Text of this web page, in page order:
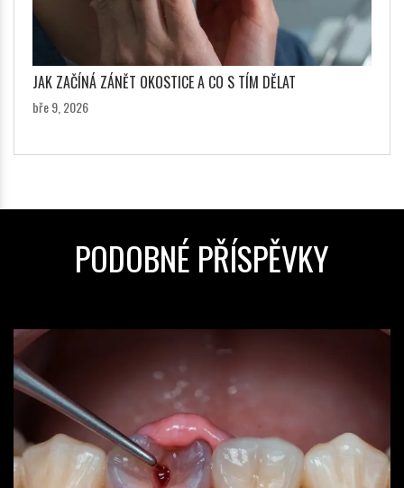
JAK ZAČÍNÁ ZÁNĚT OKOSTICE A CO S TÍM DĚLAT
bře 9, 2026
PODOBNÉ PŘÍSPĚVKY